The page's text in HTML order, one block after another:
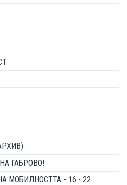
ГАБРОВО!
МОБИЛНОСТТА - 16 - 22